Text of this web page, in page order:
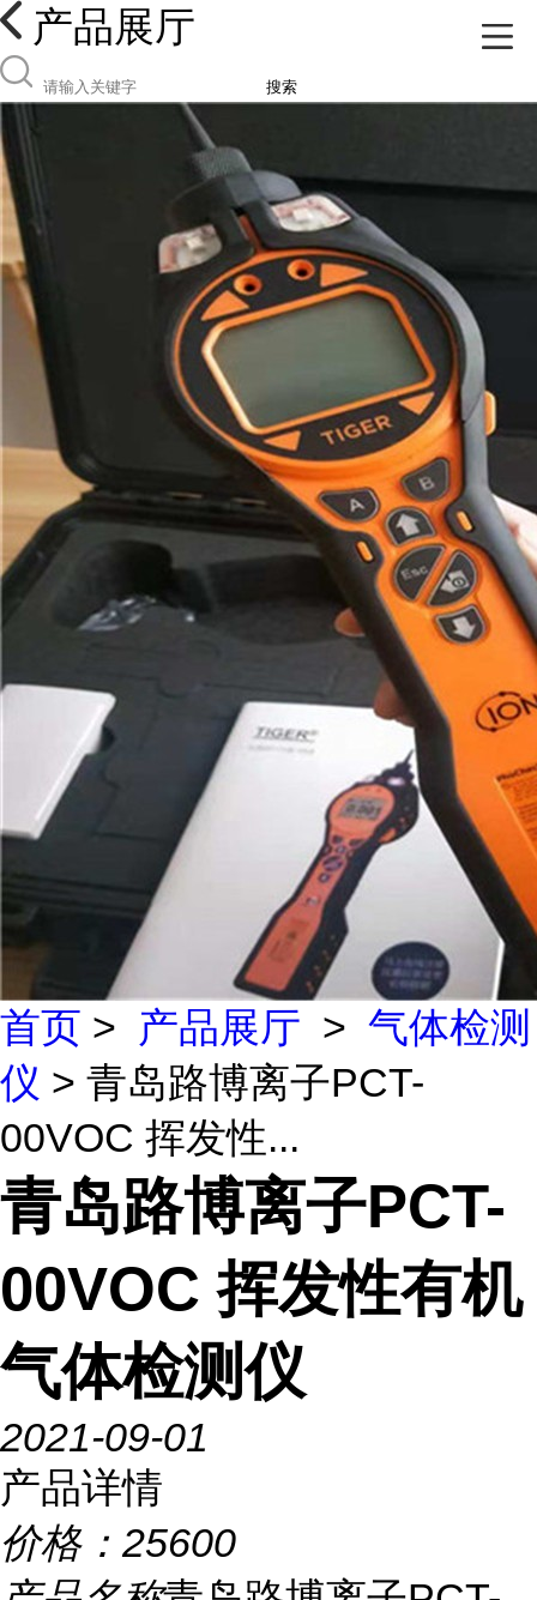
产品展厅
搜索
首页 > 产品展厅 > 气体检测
仪 > 青岛路博离子PCT-
00VOC 挥发性...
青岛路博离子PCT-
00VOC 挥发性有机
气体检测仪
2021-09-01
产品详情
价格： 25600